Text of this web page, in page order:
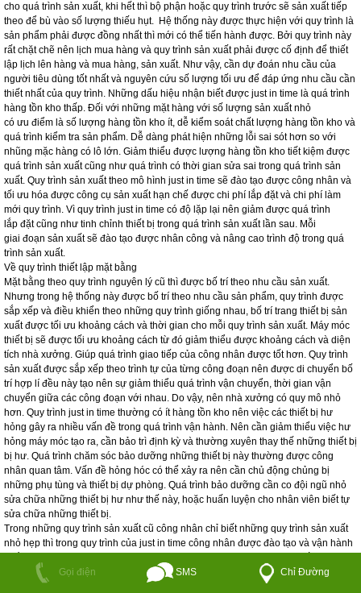
cho quá trình sản xuất, khi hết thì bộ phận hoặc quy trình trước sẽ sản xuất tiếp
theo để bù vào số lượng thiếu hụt. Hệ thống này được thực hiện với quy trình là
sản phẩm phải được đồng nhất thì mới có thể tiến hành được. Bởi quy trình này
rất chặt chẽ nên lịch mua hàng và quy trình sản xuất phải được cố định để thiết
lập lịch lên hàng và mua hàng, sản xuất. Như vậy, cần dự đoán nhu cầu của
người tiêu dùng tốt nhất và nguyên cứu số lượng tối ưu để đáp ứng nhu cầu cần
thiết nhất của quy trình. Những dấu hiệu nhận biết được just in time là quá trình
hàng tồn kho thấp. Đối với những mặt hàng với số lượng sản xuất nhỏ
có ưu điểm là số lượng hàng tồn kho ít, dễ kiểm soát chất lượng hàng tồn kho và
quá trình kiểm tra sản phẩm. Dễ dàng phát hiện những lỗi sai sót hơn so với
nhũng mặc hàng có lô lớn. Giảm thiểu được lượng hàng tồn kho tiết kiệm được
quá trình sản xuất cũng như quá trình có thời gian sửa sai trong quá trình sản
xuất. Quy trình sản xuất theo mô hình just in time sẽ đào tạo được công nhân và
tối ưu hóa được công cụ sản xuất hạn chế được chi phí lắp đặt và chi phí làm
mới quy trình. Vì quy trình just in time có độ lặp lại nên giảm được quá trình
lắp đặt cũng như tinh chỉnh thiết bị trong quá trình sản xuất lần sau. Mỗi
giai đoạn sản xuất sẽ đào tạo được nhân công và nâng cao trình độ trong quá
trình sản xuất.
Về quy trình thiết lập mặt bằng
Mặt bằng theo quy trình nguyên lý cũ thì được bố trí theo nhu cầu sản xuất.
Nhưng trong hệ thống này được bố trí theo nhu cầu sản phẩm, quy trình được
sắp xếp và điều khiển theo những quy trình giống nhau, bố trí trang thiết bị sản
xuất được tối ưu khoảng cách và thời gian cho mỗi quy trình sản xuất. Máy móc
thiết bị sẽ được tối ưu khoảng cách từ đó giảm thiểu được khoảng cách và diện
tích nhà xưởng. Giúp quá trình giao tiếp của công nhân được tốt hơn. Quy trình
sản xuất được sắp xếp theo trình tự của từng công đoạn nên được di chuyển bố
trí hợp lí đều này tạo nên sự giảm thiểu quá trình vận chuyển, thời gian vận
chuyển giữa các công đoạn với nhau. Do vậy, nên nhà xưởng có quy mô nhỏ
hơn. Quy trình just in time thường có ít hàng tồn kho nên việc các thiết bị hư
hỏng gây ra nhiều vấn đề trong quá trình vận hành. Nên cần giảm thiểu việc hư
hỏng máy móc tạo ra, cần bảo trì định kỳ và thường xuyên thay thế những thiết bị
bị hư. Quá trình chăm sóc bảo dưỡng những thiết bị này thường được công
nhân quan tâm. Vấn đề hỏng hóc có thể xảy ra nên cần chủ động chủng bị
những phụ tùng và thiết bị dự phòng. Quá trình bảo dưỡng cần co đội ngũ nhỏ
sửa chữa những thiết bị hư như thế này, hoặc huấn luyện cho nhân viên biết tự
sửa chữa những thiết bị.
Trong những quy trình sản xuất cũ công nhân chỉ biết những quy trình sản xuất
nhỏ hẹp thì trong quy trình của just in time công nhân được đào tạo và vận hành
Những công nhân không được chuyên môn hóa sẽ được đào tạo những quy
trình khác nhau phù hợp với môi trường sản xuất và nâng cao tay nghề của công
Gọi điện SMS Chỉ Đường